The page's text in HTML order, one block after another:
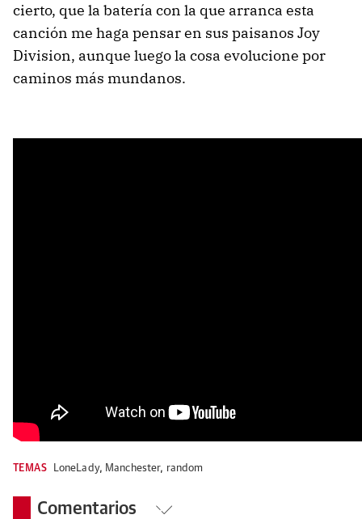
cierto, que la batería con la que arranca esta
canción me haga pensar en sus paisanos Joy
Division, aunque luego la cosa evolucione por
caminos más mundanos.
TEMAS LoneLady, Manchester, random
Comentarios